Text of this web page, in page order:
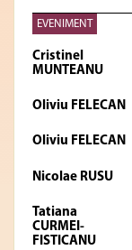
EVENIMENT
Cristinel
MUNTEANU
Oliviu FELECAN
Oliviu FELECAN
Nicolae RUSU
Tatiana
CURMEI-
FISTICANU